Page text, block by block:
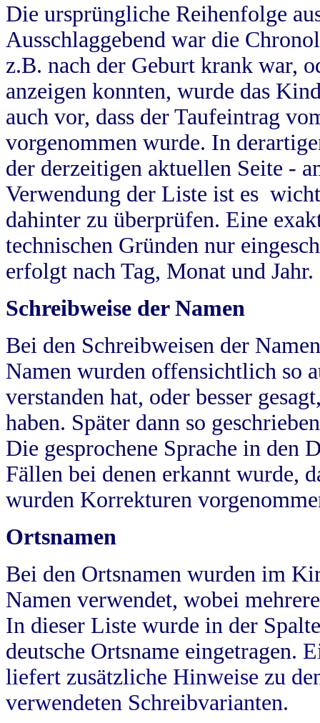
Die ursprüngliche Reihenfolge
Ausschlaggebend war die
z.B. nach der Geburt krank war,
anzeigen konnten, wurde das
auch vor, dass der Taufeintrag
vorgenommen wurde. In
der derzeitigen aktuellen Seite -
Verwendung der Liste ist es
dahinter zu überprüfen. Eine
technischen Gründen nur
erfolgt nach Tag, Monat und Jahr.
Schreibweise der Namen
Bei den Schreibweisen der
Namen wurden offensichtlich so
verstanden hat, oder besser
haben. Später dann so
Die gesprochene Sprache in
Fällen bei denen erkannt wurde,
wurden Korrekturen
Ortsnamen
Bei den Ortsnamen wurden im
Namen verwendet, wobei
In dieser Liste wurde in der
deutsche Ortsname eingetragen.
liefert zusätzliche Hinweise zu
verwendeten Schreibvarianten.